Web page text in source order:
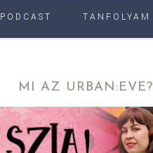
PODCAST TANFOLYAM
MI AZ URBAN:EVE?